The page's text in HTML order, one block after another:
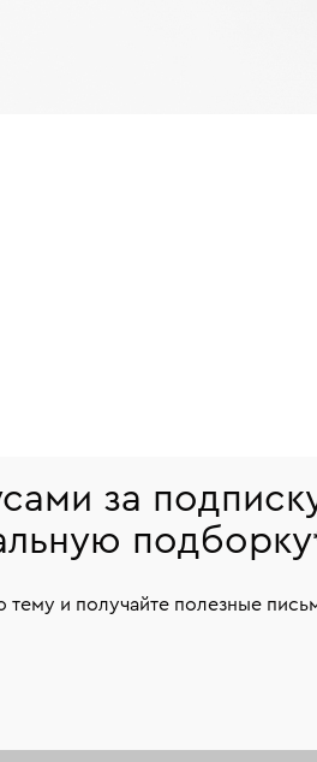
за
подборку
тему и получайте полезные